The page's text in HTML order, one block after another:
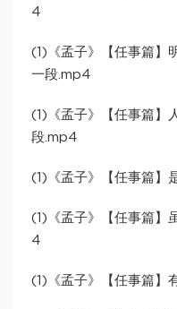
4
(1)《孟子》【任事篇】
一段.mp4
(1)《孟子》【任事篇】
段.mp4
(1)《孟子》【任事篇】
(1)《孟子》【任事篇】
4
(1)《孟子》【任事篇】